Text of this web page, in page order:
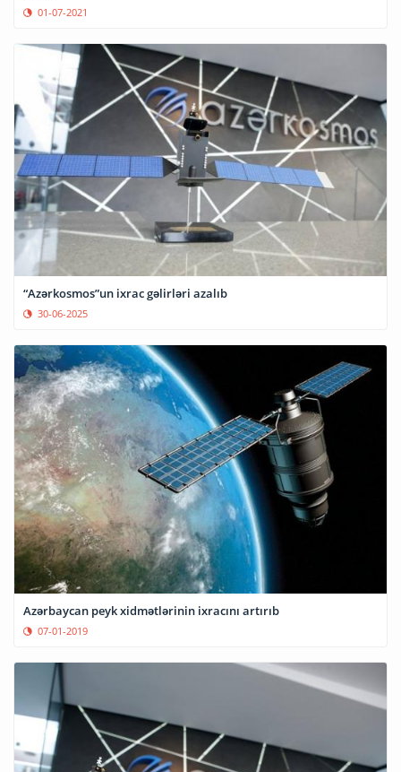
01-07-2021
“Azərkosmos”un ixrac gəlirləri azalıb
30-06-2025
Azərbaycan peyk xidmətlərinin ixracını artırıb
07-01-2019